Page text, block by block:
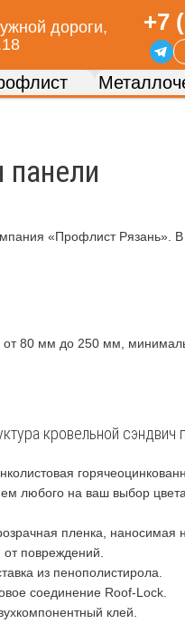
дороги,
+7
«Профлист Рязань».
80 мм до 250 мм,
кровельной сэндвич
любого на ваш выбор цвета
пленка, наносимая
повреждений.
из пенополистирола.
соединение Roof-Lock.
клей.